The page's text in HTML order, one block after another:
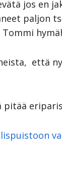
jos en
paljon
että